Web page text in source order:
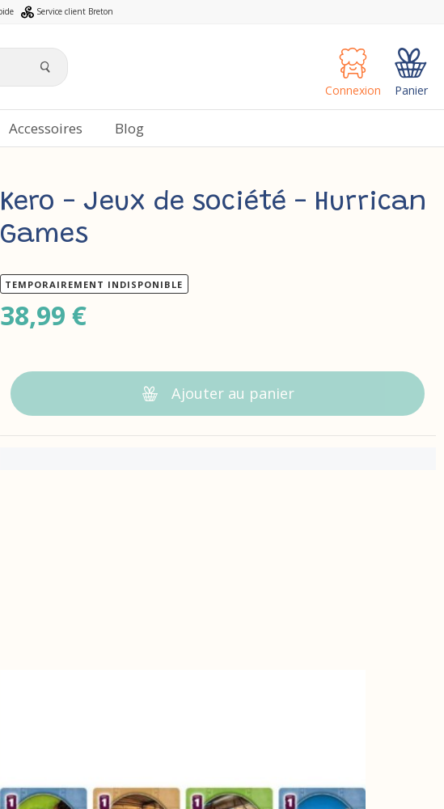
Service client Breton
Connexion Panier
Accessoires Blog
Kero - Jeux de société - Hurrican
Games
TEMPORAIREMENT INDISPONIBLE
38,99 €
Ajouter au panier